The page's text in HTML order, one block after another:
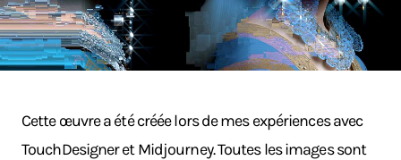
Cette œuvre a été créée lors de mes expériences avec
TouchDesigner et Midjourney. Toutes les images sont